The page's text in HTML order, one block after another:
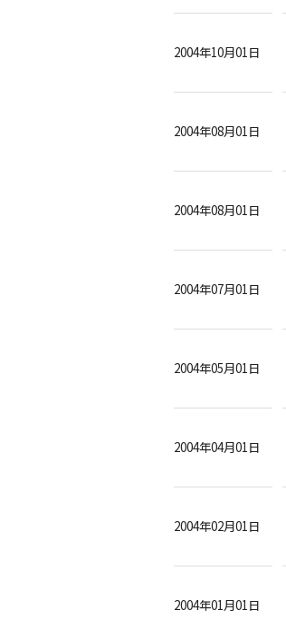
2004年10月01日
2004年08月01日
2004年08月01日
2004年07月01日
2004年05月01日
2004年04月01日
2004年02月01日
2004年01月01日